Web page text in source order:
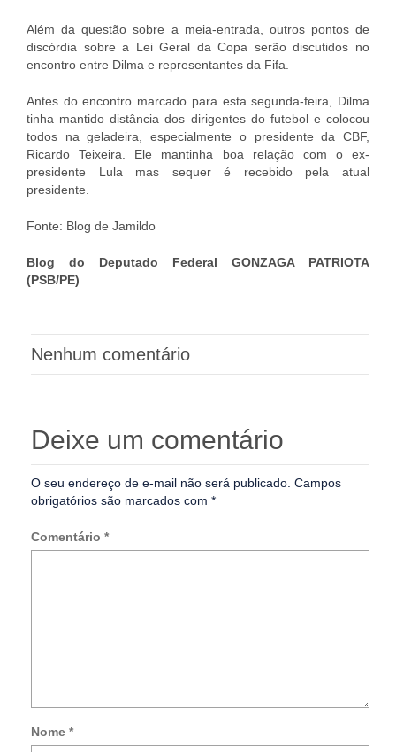
Além da questão sobre a meia-entrada, outros pontos de
discórdia sobre a Lei Geral da Copa serão discutidos no
encontro entre Dilma e representantes da Fifa.
Antes do encontro marcado para esta segunda-feira, Dilma
tinha mantido distância dos dirigentes do futebol e colocou
todos na geladeira, especialmente o presidente da CBF,
Ricardo Teixeira. Ele mantinha boa relação com o ex-
presidente Lula mas sequer é recebido pela atual
presidente.
Fonte: Blog de Jamildo
Blog do Deputado Federal GONZAGA PATRIOTA
(PSB/PE)
Nenhum comentário
Deixe um comentário
O seu endereço de e-mail não será publicado. Campos
obrigatórios são marcados com *
Comentário *
Nome *